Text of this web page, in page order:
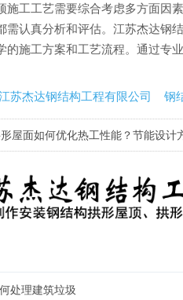
施工工艺需要综合考虑多方面因
需认真分析和评估。江苏杰达钢
的施工方案和工艺流程。通过专
苏杰达钢结构工程有限公司 钢
屋面如何优化热工性能？节能设计
处理建筑垃圾